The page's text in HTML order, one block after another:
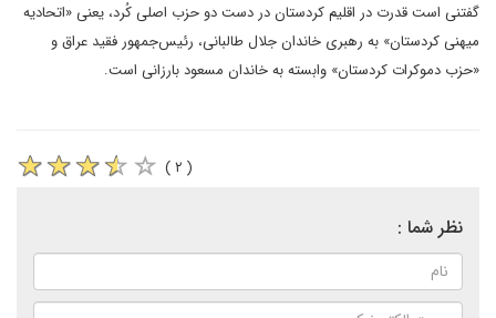
گفتنی است قدرت در اقلیم کردستان در دست دو حزب اصلی کُرد، یعنی «اتحادیه
میهنی کردستان» به رهبری خاندان جلال طالبانی، رئیس‌جمهور فقید عراق و
«حزب دموکرات کردستان» وابسته به خاندان مسعود بارزانی است.
( ۲ )
نظر شما :